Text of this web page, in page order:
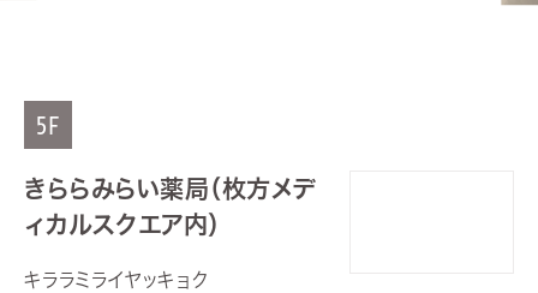
5F
きららみらい薬局（枚方メデ
ィカルスクエア内）
キララミライヤッキョク